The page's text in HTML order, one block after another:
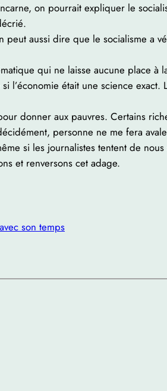
on pourrait expliquer le
aussi dire que le socialisme a
qui ne laisse aucune place à
l’économie était une science
donner aux pauvres. Certains
personne ne me fera
si les journalistes tentent de
et renversons cet adage.
son temps